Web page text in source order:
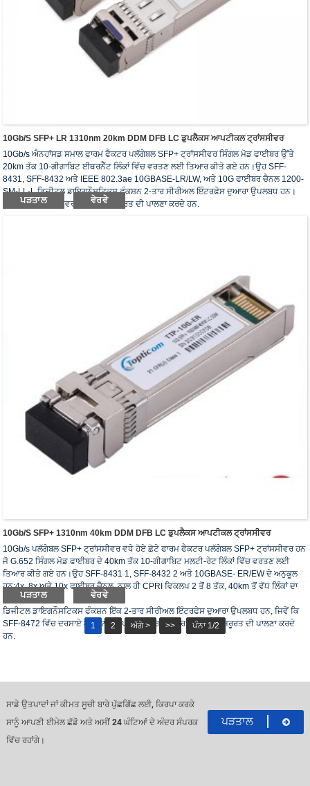
10Gb/s SFP+ LR 1310nm 20km DDM DFB LC ਡੁਪਲੈਕਸ ਆਪਟੀਕਲ ਟ੍ਰਾਂਸਸੀਵਰ
10Gb/s ਐਨਹਾਂਸਡ ਸਮਾਲ ਫਾਰਮ ਫੈਕਟਰ ਪਲੱਗੇਬਲ SFP+ ਟ੍ਰਾਂਸਸੀਵਰ ਸਿੰਗਲ ਮੋਡ ਫਾਈਬਰ ਉੱਤੇ
20km ਤੱਕ 10-ਗੀਗਾਬਿਟ ਈਥਰਨੈੱਟ ਲਿੰਕਾਂ ਵਿੱਚ ਵਰਤਣ ਲਈ ਤਿਆਰ ਕੀਤੇ ਗਏ ਹਨ।ਉਹ SFF-
8431, SFF-8432 ਅਤੇ IEEE 802.3ae 10GBASE-LR/LW, ਅਤੇ 10G ਫਾਈਬਰ ਚੈਨਲ 1200-
SM-LL-L ਡਿਜੀਟਲ ਡਾਇਗਨੌਸਟਿਕਸ ਫੰਕਸ਼ਨ 2-ਤਾਰ ਸੀਰੀਅਲ ਇੰਟਰਫੇਸ ਦੁਆਰਾ ਉਪਲਬਧ ਹਨ।
ਆਪਟੀਕਲ ਟ੍ਰਾਂਸਸੀਵਰ RoHS ਦੀ ਜ਼ਰੂਰਤ ਦੀ ਪਾਲਣਾ ਕਰਦੇ ਹਨ.
ਪੜਤਾਲ ਵੇਰਵੇ
10Gb/s SFP+ 1310nm 40km DDM DFB LC ਡੁਪਲੈਕਸ ਆਪਟੀਕਲ ਟ੍ਰਾਂਸਸੀਵਰ
10Gb/s ਪਲੱਗੇਬਲ SFP+ ਟ੍ਰਾਂਸਸੀਵਰ ਵਧੇ ਹੋਏ ਛੋਟੇ ਫਾਰਮ ਫੈਕਟਰ ਪਲੱਗੇਬਲ SFP+ ਟ੍ਰਾਂਸਸੀਵਰ ਹਨ
ਜੋ G.652 ਸਿੰਗਲ ਮੋਡ ਫਾਈਬਰ ਦੇ 40km ਤੱਕ 10-ਗੀਗਾਬਿਟ ਮਲਟੀ-ਰੇਟ ਲਿੰਕਾਂ ਵਿੱਚ ਵਰਤਣ ਲਈ
ਤਿਆਰ ਕੀਤੇ ਗਏ ਹਨ।ਉਹ SFF-8431 1, SFF-8432 2 ਅਤੇ 10GBASE- ER/EW ਦੇ ਅਨੁਕੂਲ
ਹਨ;4x, 8x ਅਤੇ 10x ਫਾਈਬਰ ਚੈਨਲ, ਨਾਲ ਹੀ CPRI ਵਿਕਲਪ 2 ਤੋਂ 8 ਤੱਕ, 40km ਤੋਂ ਵੱਧ ਲਿੰਕਾਂ ਦਾ
ਸਮਰਥਨ ਕਰਦਾ ਹੈ।
ਡਿਜੀਟਲ ਡਾਇਗਨੌਸਟਿਕਸ ਫੰਕਸ਼ਨ ਇੱਕ 2-ਤਾਰ ਸੀਰੀਅਲ ਇੰਟਰਫੇਸ ਦੁਆਰਾ ਉਪਲਬਧ ਹਨ, ਜਿਵੇਂ ਕਿ
SFF-8472 ਵਿੱਚ ਦਰਸਾਏ ਗਏ ਹਨ।ਆਪਟੀਕਲ ਟ੍ਰਾਂਸਸੀਵਰ RoHS ਦੀ ਜ਼ਰੂਰਤ ਦੀ ਪਾਲਣਾ ਕਰਦੇ
ਹਨ.
ਪੜਤਾਲ ਵੇਰਵੇ
1 2 ਅੱਗੇ > >> ਪੰਨਾ 1/2
ਸਾਡੇ ਉਤਪਾਦਾਂ ਜਾਂ ਕੀਮਤ ਸੂਚੀ ਬਾਰੇ ਪੁੱਛਗਿੱਛ ਲਈ, ਕਿਰਪਾ ਕਰਕੇ
ਸਾਨੂੰ ਆਪਣੀ ਈਮੇਲ ਛੱਡੋ ਅਤੇ ਅਸੀਂ 24 ਘੰਟਿਆਂ ਦੇ ਅੰਦਰ ਸੰਪਰਕ
ਵਿੱਚ ਰਹਾਂਗੇ।
ਪੜਤਾਲ